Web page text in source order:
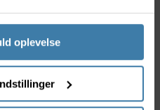
oplevelse
+10 på lager